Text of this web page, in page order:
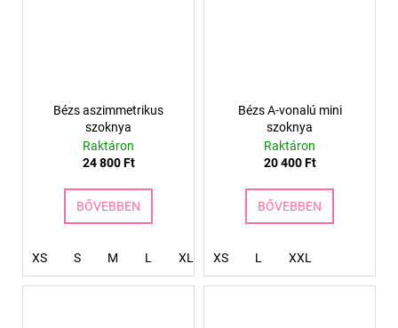
Bézs aszimmetrikus
szoknya
Raktáron
24 800 Ft
BŐVEBBEN
XS S M L XL XXL XXXL
Bézs A-vonalú mini
szoknya
Raktáron
20 400 Ft
BŐVEBBEN
XS L XXL